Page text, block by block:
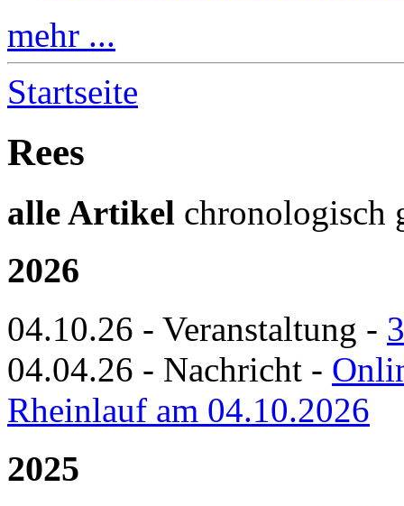
mehr ...
Startseite
Rees
alle Artikel chronologisch
2026
04.10.26 - Veranstaltung -
04.04.26 - Nachricht -
Rheinlauf am 04.10.2026
2025